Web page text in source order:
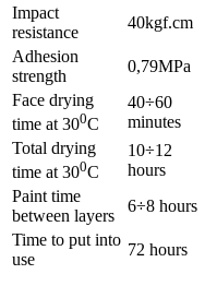
Impact
resistance
40kgf.cm
Adhesion
strength
0,79MPa
Face drying
time at 300C
40÷60
minutes
Total drying
time at 300C
10÷12
hours
Paint time
between layers
6÷8 hours
Time to put into
use
72 hours